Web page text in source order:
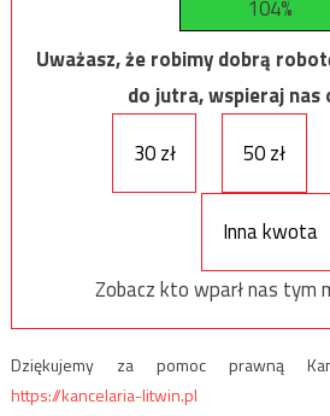
104%
Uważasz, że robimy dobrą
do jutra, wspieraj nas
30 zł
50 zł
Inna kwota
Zobacz kto wparł nas tym
Dziękujemy za pomoc prawną
https://kancelaria-litwin.pl